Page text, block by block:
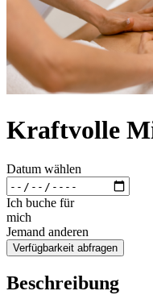
Kraftvolle
Datum wählen
Ich buche für
mich
Jemand anderen
Verfügbarkeit abfragen
Beschreibung